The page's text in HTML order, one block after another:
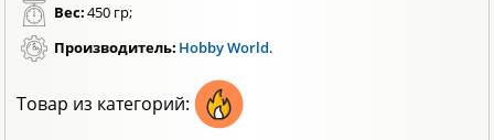
Вес:450 гр;
Производитель: Hobby World.
Товар из категорий: